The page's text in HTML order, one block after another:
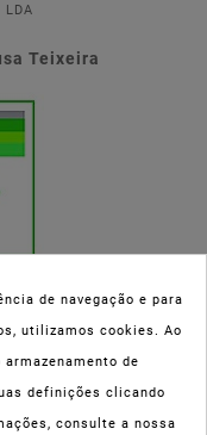
LDA
Teixeira
pelo INFARMED
Medicamentos Não
de saúde e bem-estar
de navegação e para
utilizamos cookies. Ao
de
definições clicando
consulte a nossa